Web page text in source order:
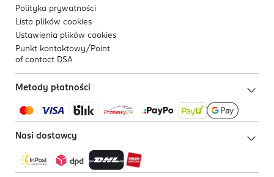
Polityka prywatności
Lista plików cookies
Ustawienia plików cookies
Punkt kontaktowy/ Point
of contact DSA
Metody płatności
Nasi dostawcy